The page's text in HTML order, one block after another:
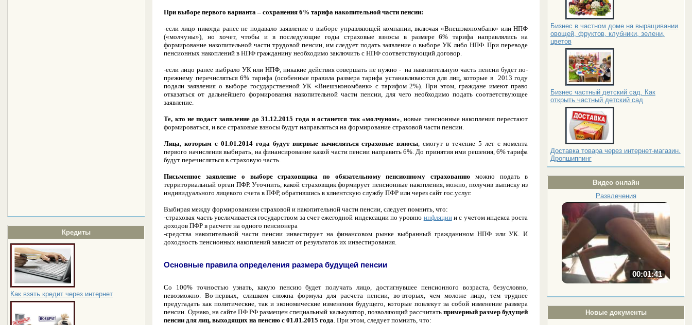
Кредиты
Как взять кредит через интернет
Бизнес в частном доме на выращивании
овощей, фруктов, клубники, зелени,
цветов
Бизнес частный детский сад. Как
открыть частный детский сад
Доставка товара через интернет-магазин.
Дропшиппинг
Видео онлайн
Развлечения
00:01:41
Новые документы
При выборе первого варианта – сохранения 6% тарифа накопительной части пенсии:
-если лицо никогда ранее не подавало заявление о выборе управляющей компании, включая «Внешэкономбанк» или НПФ
(«молчуны»), но хочет, чтобы и в последующие годы страховые взносы в размере 6% тарифа направлялись на
формирование накопительной части трудовой пенсии, им следует подать заявление о выборе УК либо НПФ. При переводе
пенсионных накоплений в НПФ гражданину необходимо заключить с НПФ соответствующий договор.
-если лицо ранее выбрало УК или НПФ, никакие действия совершать не нужно - на накопительную часть пенсии будет по-
прежнему перечисляться 6% тарифа (особенные правила размера тарифа устанавливаются для лиц, которые в 2013 году
подали заявления о выборе государственной УК «Внешэкономбанк» с тарифом 2%). При этом, граждане имеют право
отказаться от дальнейшего формирования накопительной части пенсии, для чего необходимо подать соответствующее
заявление.
Те, кто не подаст заявление до 31.12.2015 года и останется так «молчуном» , новые пенсионные накопления перестают
формироваться, и все страховые взносы будут направляться на формирование страховой части пенсии.
Лица, которым с 01.01.2014 года будут впервые начисляться страховые взносы , смогут в течение 5 лет с момента
первого начисления выбирать, на финансирование какой части пенсии направить 6%. До принятия ими решения, 6% тарифа
будут перечисляться в страховую часть.
Письменное заявление о выборе страховщика по обязательному пенсионному страхованию можно подать в
территориальный орган ПФР. Уточнить, какой страховщик формирует пенсионные накопления, можно, получив выписку из
индивидуального лицевого счета в ПФР, обратившись в клиентскую службу ПФР или через сайт гос.услуг.
Выбирая между формированием страховой и накопительной части пенсии, следует помнить, что:
-страховая часть увеличивается государством за счет ежегодной индексации по уровню инфляциии с учетом индекса роста
доходов ПФР в расчете на одного пенсионера
-средства накопительной части пенсии инвестирует на финансовом рынке выбранный гражданином НПФ или УК. И
доходность пенсионных накоплений зависит от результатов их инвестирования.
Основные правила определения размера будущей пенсии
Со 100% точностью узнать, какую пенсию будет получать лицо, достигнувшее пенсионного возраста, безусловно,
невозможно. Во-первых, слишком сложна формула для расчета пенсии, во-вторых, чем моложе лицо, тем труднее
предугадать как политические, так и экономические изменения будущего, которые повлекут за собой изменение размера
пенсии. Однако, на сайте ПФ РФ размещен специальный калькулятор, позволяющий рассчитатьпримерный размер будущей
пенсии для лиц, выходящих на пенсию с 01.01.2015 года. При этом, следует помнить, что: